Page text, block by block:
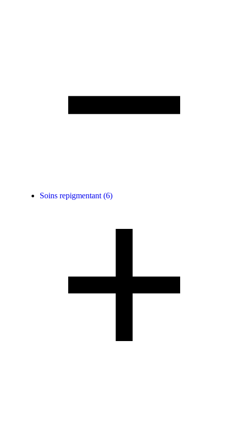
Soins repigmentant (6)